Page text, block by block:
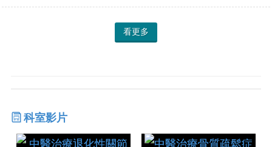
看更多
科室影片